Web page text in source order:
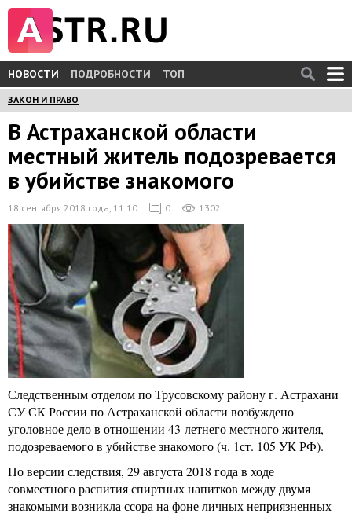
НОВОСТИ ПОДРОБНОСТИ ТОП
ЗАКОН И ПРАВО
В Астраханской области
местный житель подозревается
в убийстве знакомого
18 сентября 2018 года, 11:10 0 1302
Следственным отделом по Трусовскому району г. Астрахани
СУ СК России по Астраханской области возбуждено
уголовное дело в отношении 43-летнего местного жителя,
подозреваемого в убийстве знакомого (ч. 1ст. 105 УК РФ).
По версии следствия, 29 августа 2018 года в ходе
совместного распития спиртных напитков между двумя
знакомыми возникла ссора на фоне личных неприязненных